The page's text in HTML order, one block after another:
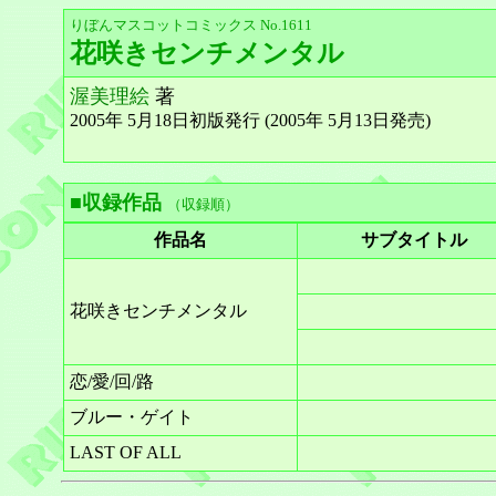
りぼんマスコットコミックス No.1611
花咲きセンチメンタル
渥美理絵著
2005年 5月18日初版発行 (2005年 5月13日発売)
■収録作品 （収録順）
作品名 サブタイトル
花咲きセンチメンタル
恋/愛/回/路
ブルー・ゲイト
LAST OF ALL